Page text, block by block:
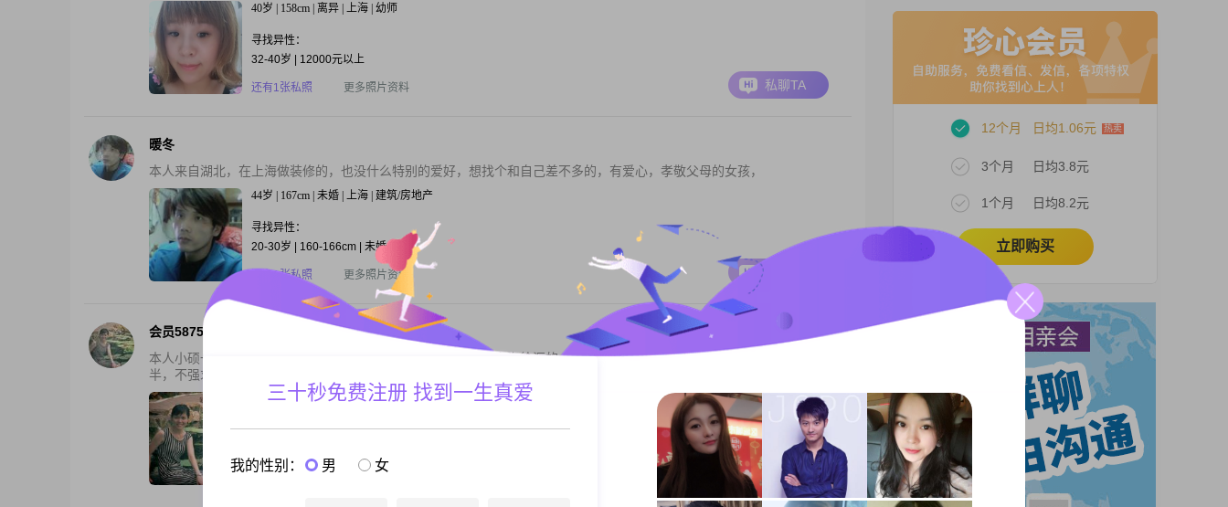
40岁 | 158cm | 离异 | 上海 | 幼师
寻找异性：
32-40岁 | 12000元以上
还有1张私照 更多照片资料 私聊TA
暖冬
本人来自湖北，在上海做装修的，也没什么特别的爱好，想找个和自己差不多的，有爱心，孝敬父母的女孩，
44岁 | 167cm | 未婚 | 上海 | 建筑/房地产
寻找异性：
20-30岁 | 160-166cm | 未婚
还有1张私照 更多照片资料
会员58758236
本人小硕一枚，外貌和生活背景都很普通，新上海人，目前在上海徐汇的一所公立学校教书，在编在岗。对未来的另一
半，不强求高富帅，只要是个有责任心，对待感情专一的普通人...
41岁 | 160cm | 未婚 | 上海 | 5001-8000元
寻找异性：
私聊TA
12个月 日均1.06元
3个月 日均3.8元
1个月 日均8.2元
立即购买
三十秒免费注册 找到一生真爱
我的性别： 男 女